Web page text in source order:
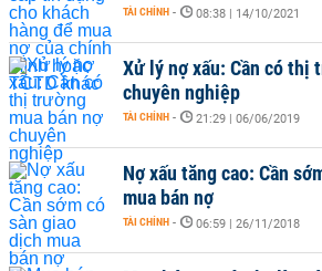
TÀI CHÍNH - 08:38 | 14/10/2021
Xử lý nợ xấu: Cần có thị
chuyên nghiệp
TÀI CHÍNH - 21:29 | 06/06/2019
Nợ xấu tăng cao: Cần
mua bán nợ
TÀI CHÍNH - 06:59 | 26/11/2018